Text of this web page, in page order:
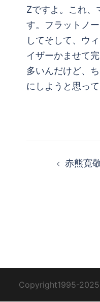
Zですよ。これ、
す。フラットノ
してそして、ウ
イザーかませて
多いんだけど、
にしようと思っ
ー
赤熊寛
Copyright1995-